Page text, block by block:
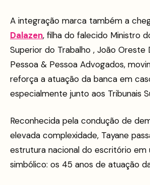
A integração marca também a
Dalazen, filha do falecido Ministro
Superior do Trabalho , João Oreste
Pessoa & Pessoa Advogados,
reforça a atuação da banca em
especialmente junto aos Tribunais
Reconhecida pela condução de
elevada complexidade, Tayane
estrutura nacional do escritório
simbólico: os 45 anos de atuação